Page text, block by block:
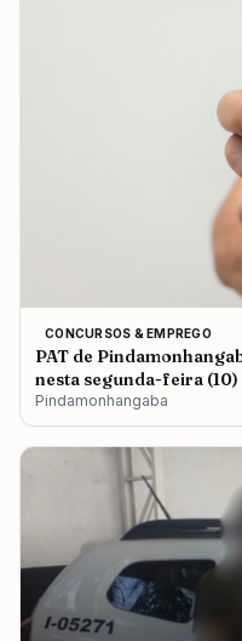
CONCURSOS & EMPREGO
PAT de
nesta segunda-feira (10)
Pindamonhangaba